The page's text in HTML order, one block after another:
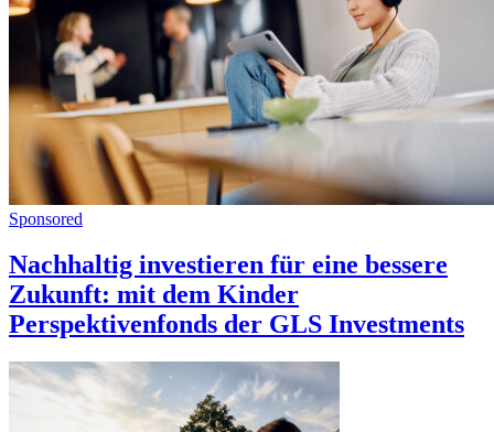
Sponsored
Nachhaltig investieren für eine bessere
Zukunft: mit dem Kinder
Perspektivenfonds der GLS Investments